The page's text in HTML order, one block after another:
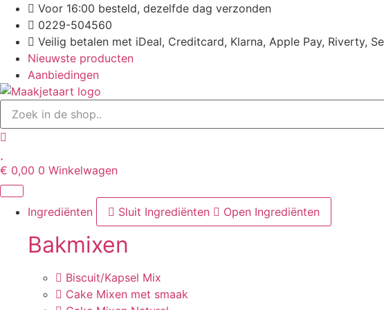
naar
inhoud
Voor 16:00 besteld, dezelfde dag verzonden
0229-504560
Veilig betalen met iDeal, Creditcard, Klarna, Apple Pay, Riverty,
Nieuwste producten
Aanbiedingen
€ 0,00 0 Winkelwagen
Ingrediënten Sluit Ingrediënten Open Ingrediënten
Bakmixen
Biscuit/Kapsel Mix
Cake Mixen met smaak